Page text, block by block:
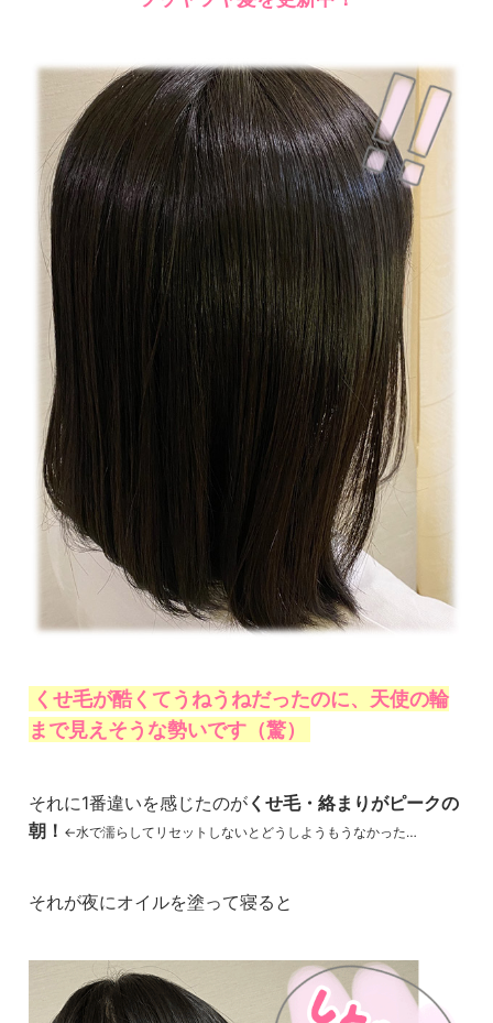
くせ毛が酷くてうねうねだったのに、天使の輪
まで見えそうな勢いです（驚）
それに1番違いを感じたのが くせ毛・絡まりがピークの
朝！ ←水で濡らしてリセットしないとどうしようもうなかった…
それが夜にオイルを塗って寝ると